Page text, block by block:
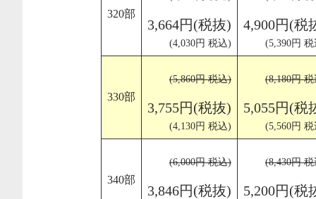
320部
3,664円(税抜)
(4,030円 税込)
4,900円(税
(5,390円
330部
(5,860円 税込)
3,755円(税抜)
(4,130円 税込)
(8,180円
5,055円(税
(5,560円
340部
(6,000円 税込)
3,846円(税抜)
(8,430円
5,200円(税